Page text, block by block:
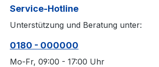
Service-Hotline
Unterstützung und Beratung unter:
0180 - 000000
Mo-Fr, 09:00 - 17:00 Uhr